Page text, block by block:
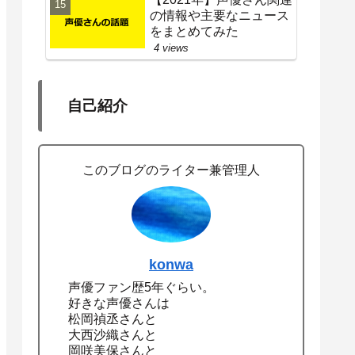
の情報や主要なニュース
をまとめてみた
4 views
自己紹介
このブログのライター兼管理人
konwa
声優ファン歴5年ぐらい。
好きな声優さんは
松岡禎丞さんと
大西沙織さんと
岡咲美保さんと